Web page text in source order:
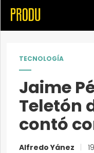
TECNOLOGÍA
Jaime
Teletón
contó
Alfredo Yánez